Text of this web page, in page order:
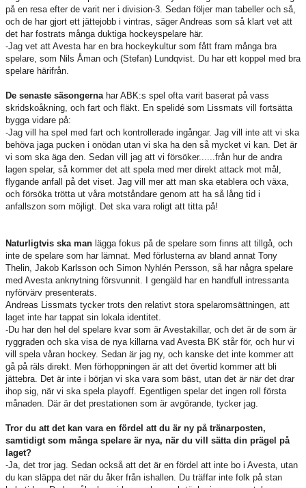
på en resa efter de varit ner i division-3. Sedan följer man tabeller och så,
och de har gjort ett jättejobb i vintras, säger Andreas som så klart vet att
det har fostrats många duktiga hockeyspelare här.
-Jag vet att Avesta har en bra hockeykultur som fått fram många bra
spelare, som Nils Åman och (Stefan) Lundqvist. Du har ett koppel med bra
spelare härifrån.
De senaste säsongerna har ABK:s spel ofta varit baserat på vass
skridskoåkning, och fart och fläkt. En spelidé som Lissmats vill fortsätta
bygga vidare på:
-Jag vill ha spel med fart och kontrollerade ingångar. Jag vill inte att vi ska
behöva jaga pucken i onödan utan vi ska ha den så mycket vi kan. Det är
vi som ska äga den. Sedan vill jag att vi försöker......från hur de andra
lagen spelar, så kommer det att spela med mer direkt attack mot mål,
flygande anfall på det viset. Jag vill mer att man ska etablera och växa,
och försöka trötta ut våra motståndare genom att ha så lång tid i
anfallszon som möjligt. Det ska vara roligt att titta på!
Naturligtvis ska man lägga fokus på de spelare som finns att tillgå, och
inte de spelare som har lämnat. Med förlusterna av bland annat Tony
Thelin, Jakob Karlsson och Simon Nyhlén Persson, så har några spelare
med Avesta anknytning försvunnit. I gengäld har en handfull intressanta
nyförvärv presenterats.
Andreas Lissmats tycker trots den relativt stora spelaromsättningen, att
laget inte har tappat sin lokala identitet.
-Du har den hel del spelare kvar som är Avestakillar, och det är de som är
ryggraden och ska visa de nya killarna vad Avesta BK står för, och hur vi
vill spela våran hockey. Sedan är jag ny, och kanske det inte kommer att
gå på räls direkt. Men förhoppningen är att det övertid kommer att bli
jättebra. Det är inte i början vi ska vara som bäst, utan det är när det drar
ihop sig, när vi ska spela playoff. Egentligen spelar det ingen roll första
månaden. Där är det prestationen som är avgörande, tycker jag.
Tror du att det kan vara en fördel att du är ny på tränarposten,
samtidigt som många spelare är nya, när du vill sätta din prägel på
laget?
-Ja, det tror jag. Sedan också att det är en fördel att inte bo i Avesta, utan
du kan släppa det när du åker från ishallen. Du träffar inte folk på stan